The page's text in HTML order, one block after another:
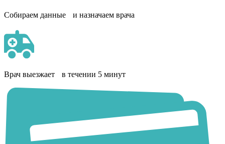
Собираем данные и назначаем врача
Врач выезжает в течении 5 минут